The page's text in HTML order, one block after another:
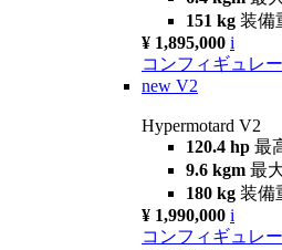
151 kg 装備
¥ 1,895,000 i
コンフィギュレ
new V2
Hypermotard V2
120.4 hp 最
9.6 kgm 最
180 kg 装備
¥ 1,990,000 i
コンフィギュレ